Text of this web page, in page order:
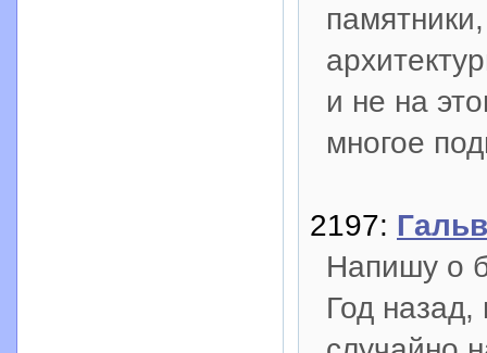
и не на
многое
2197:
Напишу о
Год назад,